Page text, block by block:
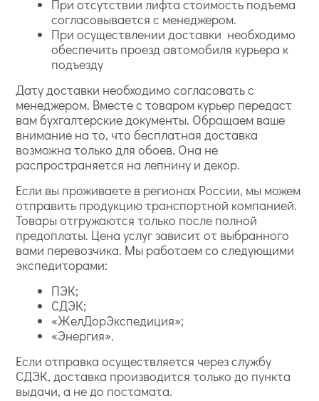
При отсутствии лифта стоимость подъема
согласовывается с менеджером.
При осуществлении доставки необходимо
обеспечить проезд автомобиля курьера к
подъезду
Дату доставки необходимо согласовать с
менеджером. Вместе с товаром курьер передаст
вам бухгалтерские документы. Обращаем ваше
внимание на то, что бесплатная доставка
возможна только для обоев. Она не
распространяется на лепнину и декор.
Если вы проживаете в регионах России, мы можем
отправить продукцию транспортной компанией.
Товары отгружаются только после полной
предоплаты. Цена услуг зависит от выбранного
вами перевозчика. Мы работаем со следующими
экспедиторами:
ПЭК;
СДЭК;
«ЖелДорЭкспедиция»;
«Энергия».
Если отправка осуществляется через службу
СДЭК, доставка производится только до пункта
выдачи, а не до постамата.